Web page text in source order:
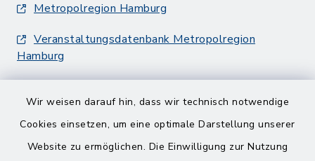
Wir weisen darauf hin, dass wir technisch notwendige
Cookies einsetzen, um eine optimale Darstellung unserer
Website zu ermöglichen. Die Einwilligung zur Nutzung
Metropolregion Hamburg
Veranstaltungsdatenbank Metropolregion
Hamburg